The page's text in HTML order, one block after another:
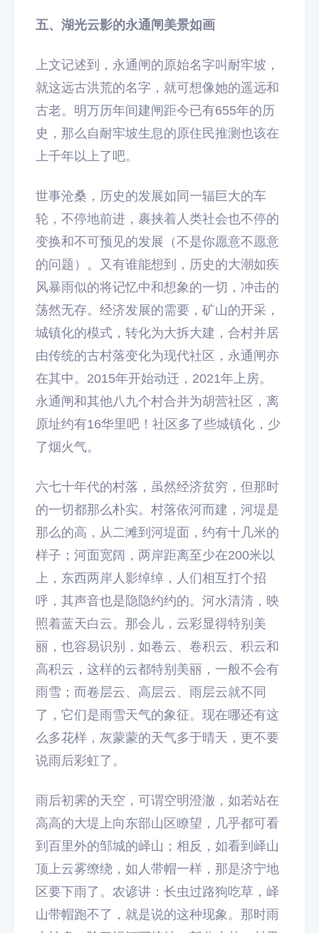
五、湖光云影的永通闸美景如画
上文记述到，永通闸的原始名字叫耐牢坡，
就这远古洪荒的名字，就可想像她的遥远和
古老。明万历年间建闸距今已有655年的历
史，那么自耐牢坡生息的原住民推测也该在
上千年以上了吧。
世事沧桑，历史的发展如同一辐巨大的车
轮，不停地前进，裹挟着人类社会也不停的
变换和不可预见的发展（不是你愿意不愿意
的问题）。又有谁能想到，历史的大潮如疾
风暴雨似的将记忆中和想象的一切，冲击的
荡然无存。经济发展的需要，矿山的开采，
城镇化的模式，转化为大拆大建，合村并居
由传统的古村落变化为现代社区，永通闸亦
在其中。2015年开始动迁，2021年上房。
永通闸和其他八九个村合并为胡营社区，离
原址约有16华里吧！社区多了些城镇化，少
了烟火气。
六七十年代的村落，虽然经济贫穷，但那时
的一切都那么朴实。村落依河而建，河堤是
那么的高，从二滩到河堤面，约有十几米的
样子；河面宽阔，两岸距离至少在200米以
上，东西两岸人影绰绰，人们相互打个招
呼，其声音也是隐隐约约的。河水清清，映
照着蓝天白云。那会儿，云彩显得特别美
丽，也容易识别，如卷云、卷积云、积云和
高积云，这样的云都特别美丽，一般不会有
雨雪；而卷层云、高层云、雨层云就不同
了，它们是雨雪天气的象征。现在哪还有这
么多花样，灰蒙蒙的天气多于晴天，更不要
说雨后彩虹了。
雨后初霁的天空，可谓空明澄澈，如若站在
高高的大堤上向东部山区瞭望，几乎都可看
到百里外的邹城的峄山；相反，如看到峄山
顶上云雾缭绕，如人带帽一样，那是济宁地
区要下雨了。农谚讲：长虫过路狗吃草，峄
山带帽跑不了，就是说的这种现象。那时雨